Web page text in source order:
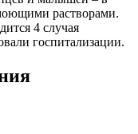
растворами.
4 случая
госпитализации.